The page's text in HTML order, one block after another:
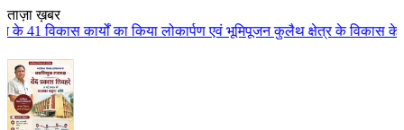
ताज़ा ख़बर
लोकार्पण एवं भूमिपूजन कुलैथ क्षेत्र के विकास के लिये की बड़ी-बड़ी